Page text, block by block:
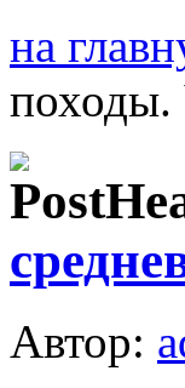
на
походы.
Автор: